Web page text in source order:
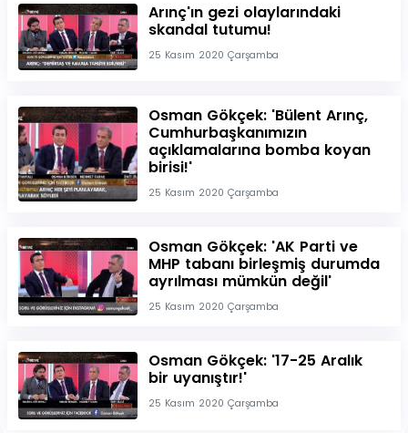
Arınç'ın gezi olaylarındaki
skandal tutumu!
25 Kasım 2020 Çarşamba
Osman Gökçek: 'Bülent Arınç,
Cumhurbaşkanımızın
açıklamalarına bomba koyan
birisi!'
25 Kasım 2020 Çarşamba
Osman Gökçek: 'AK Parti ve
MHP tabanı birleşmiş durumda
ayrılması mümkün değil'
25 Kasım 2020 Çarşamba
Osman Gökçek: '17-25 Aralık
bir uyanıştır!'
25 Kasım 2020 Çarşamba